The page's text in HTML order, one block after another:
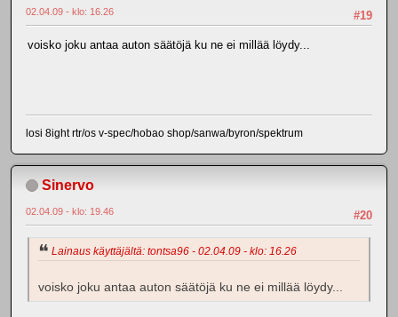
#19
02.04.09 - klo: 16.26
voisko joku antaa auton säätöjä ku ne ei millää löydy...
losi 8ight rtr/os v-spec/hobao shop/sanwa/byron/spektrum
Sinervo
#20
02.04.09 - klo: 19.46
Lainaus käyttäjältä: tontsa96 - 02.04.09 - klo: 16.26
voisko joku antaa auton säätöjä ku ne ei millää löydy...